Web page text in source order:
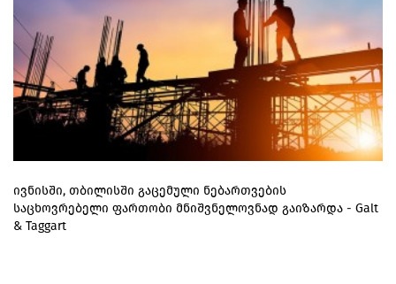
ივნისში, თბილისში გაცემული ნებართვების
საცხოვრებელი ფართობი მნიშვნელოვნად გაიზარდა - Galt
& Taggart